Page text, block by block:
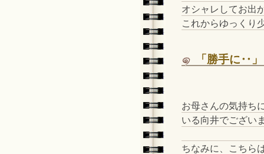
オシャレしてお出
これからゆっくり
「勝手に‥」
お母さんの気持ち
いる向井でござい
ちなみに、こちら